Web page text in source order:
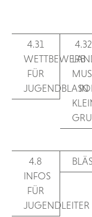
4.31
WETTBEWERB
FÜR
4.32
IN
4.8
INFOS
FÜR
JUGENDLEITER